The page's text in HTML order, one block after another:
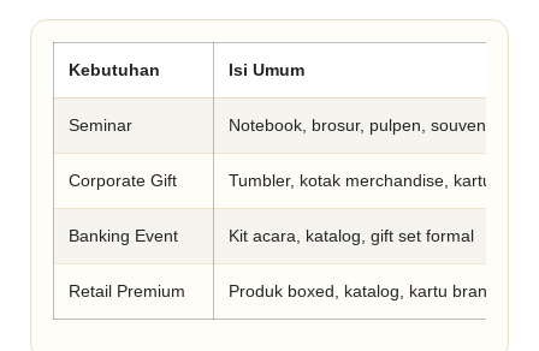
Kebutuhan Isi Umum
Seminar Notebook, brosur, pulpen, souvenir kecil
Corporate Gift Tumbler, kotak merchandise, kartu
Banking Event Kit acara, katalog, gift set formal
Retail Premium Produk boxed, katalog, kartu brand